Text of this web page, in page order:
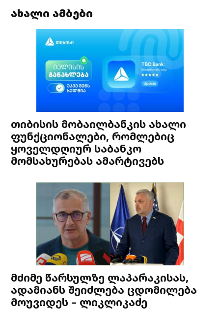
ახალი ამბები
თიბისის მობაილბანკის ახალი
ფუნქციონალები, რომლებიც
ყოველდღიურ საბანკო
მომსახურებას ამარტივებს
მძიმე წარსულზე ლაპარაკისას,
ადამიანს შეიძლება ცდომილება
მოუვიდეს – ლიკლიკაძე